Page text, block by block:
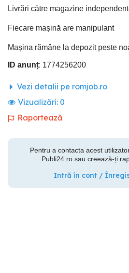
Livrări către magazine
Fiecare mașină are manipulant
Mașina rămâne la depozit peste
ID anunț: 1774256200
Vezi detalii pe romjob.ro
Vizualizări: 0
Raportează
Pentru a contacta acest
Publi24.ro sau creează-ți
Intră în cont /